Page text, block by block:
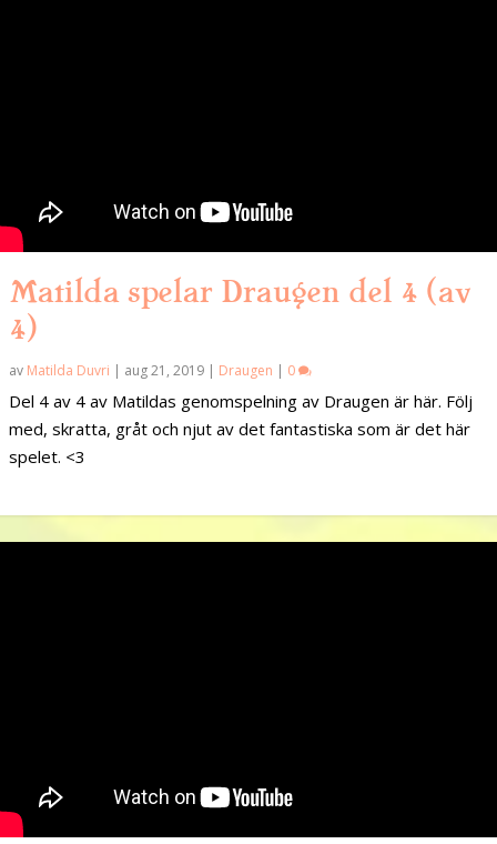
Matilda spelar Draugen del 4 (av
4)
av Matilda Duvri | aug 21, 2019 | Draugen | 0
Del 4 av 4 av Matildas genomspelning av Draugen är här. Följ
med, skratta, gråt och njut av det fantastiska som är det här
spelet. <3